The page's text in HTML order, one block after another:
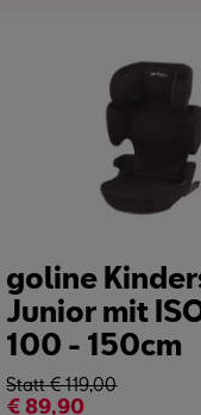
goline
Junior mit
100 - 150cm
Statt €119,00
€89,90